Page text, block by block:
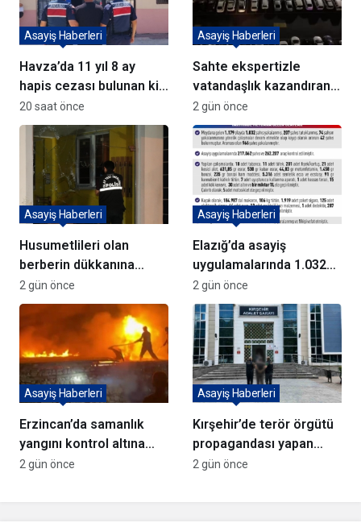
Havza’da 11 yıl 8 ay
hapis cezası bulunan kişi
yakalandı
Asayiş Haberleri
20 saat önce
Sahte ekspertizle
vatandaşlık kazandıran
72 şüpheli adliyeye sevk
edildi
Asayiş Haberleri
2 gün önce
Husumetlileri olan
berberin dükkanına
kurşun yağdırıp kaçtılar
Asayiş Haberleri
2 gün önce
Elazığ’da asayiş
uygulamalarında 1.032
kişi yakalandı
Asayiş Haberleri
2 gün önce
Erzincan’da samanlık
yangını kontrol altına
alındı
Asayiş Haberleri
2 gün önce
Kırşehir’de terör örgütü
propagandası yapan
şüpheli yakalandı
Asayiş Haberleri
2 gün önce